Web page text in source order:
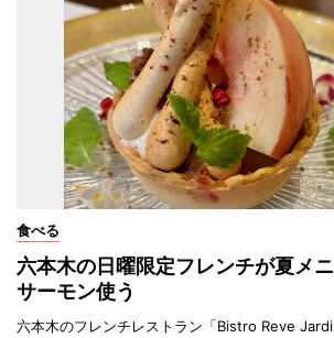
食べる
六本木の日曜限定フレンチが夏メ
サーモン使う
六本木のフレンチレストラン「Bistro Reve